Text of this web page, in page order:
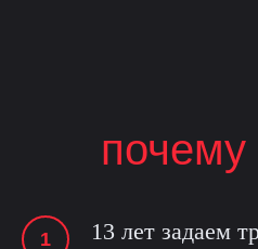
почему
13 лет задаем